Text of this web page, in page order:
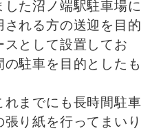
た沼ノ端駅駐車場に
れる方の送迎を目的
スとして設置してお
駐車を目的としたも
までにも長時間駐車
り紙を行ってまいり